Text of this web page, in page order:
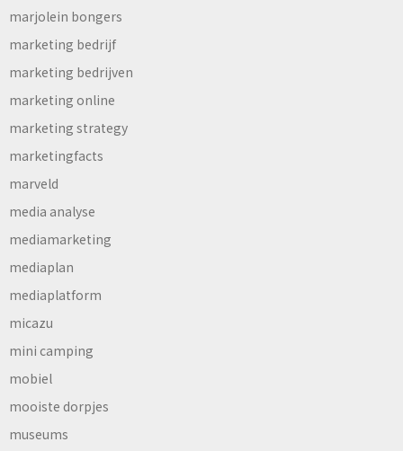
marjolein bongers
marketing bedrijf
marketing bedrijven
marketing online
marketing strategy
marketingfacts
marveld
media analyse
mediamarketing
mediaplan
mediaplatform
micazu
mini camping
mobiel
mooiste dorpjes
museums